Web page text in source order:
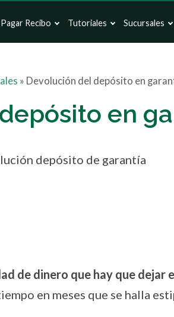
Pagar Recibo Tutoriales Sucursales
» Devolución del depósito en
en
de dinero que hay que dejar
en meses que se halla